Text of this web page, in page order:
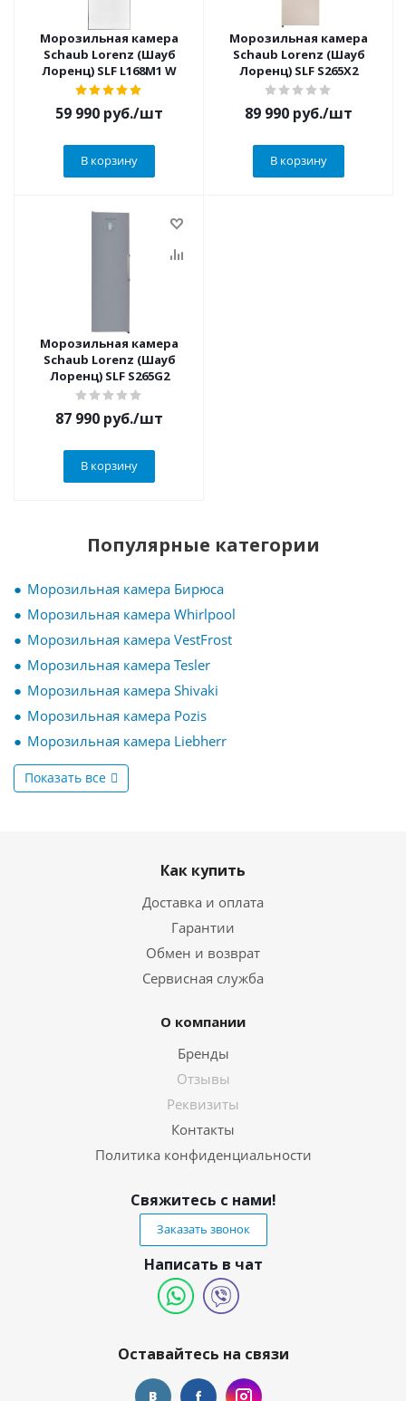
Морозильная камера
Schaub Lorenz (Шауб
Лоренц) SLF L168M1 W
59 990 руб./шт
В корзину
Морозильная камера
Schaub Lorenz (Шауб
Лоренц) SLF S265X2
89 990 руб./шт
В корзину
Морозильная камера
Schaub Lorenz (Шауб
Лоренц) SLF S265G2
87 990 руб./шт
В корзину
Популярные категории
Морозильная камера Бирюса
Морозильная камера Whirlpool
Морозильная камера VestFrost
Морозильная камера Tesler
Морозильная камера Shivaki
Морозильная камера Pozis
Морозильная камера Liebherr
Показать все
Как купить
Доставка и оплата
Гарантии
Обмен и возврат
Сервисная служба
О компании
Бренды
Отзывы
Реквизиты
Контакты
Политика конфиденциальности
Свяжитесь с нами!
Заказать звонок
Написать в чат
Оставайтесь на связи